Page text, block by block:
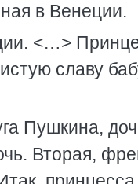
в Венеции.
<…>
славу
Пушкина,
Вторая,